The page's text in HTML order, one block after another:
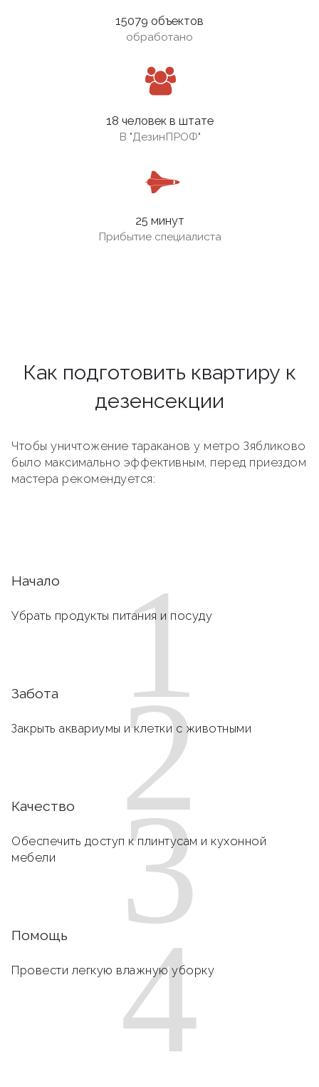
15079 объектов
обработано
18 человек в штате
В "ДезинПРОФ"
25 минут
Прибытие специалиста
Как подготовить квартиру к
дезенсекции
Чтобы уничтожение тараканов у метро Зябликово
было максимально эффективным, перед приездом
мастера рекомендуется:
1
Начало
Убрать продукты питания и посуду
2
Забота
Закрыть аквариумы и клетки с животными
3
Качество
Обеспечить доступ к плинтусам и кухонной
мебели
4
Помощь
Провести легкую влажную уборку